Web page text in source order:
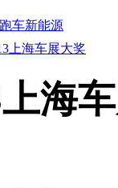
跑车新能源
上海车展大奖
海